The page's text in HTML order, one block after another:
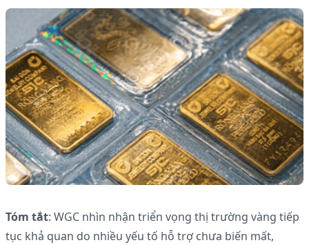
Tóm tắt: WGC nhìn nhận triển vọng thị trường vàng tiếp
tục khả quan do nhiều yếu tố hỗ trợ chưa biến mất,